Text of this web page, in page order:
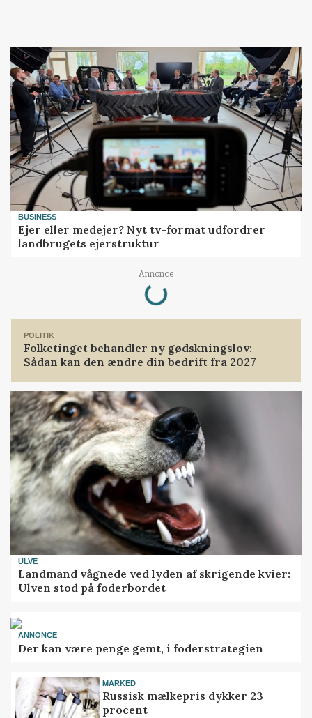
BUSINESS
Ejer eller medejer? Nyt tv-format udfordrer
landbrugets ejerstruktur
Annonce
Loading...
POLITIK
Folketinget behandler ny gødskningslov:
Sådan kan den ændre din bedrift fra 2027
ULVE
Landmand vågnede ved lyden af skrigende kvier:
Ulven stod på foderbordet
ANNONCE
Der kan være penge gemt, i foderstrategien
MARKED
Russisk mælkepris dykker 23
procent